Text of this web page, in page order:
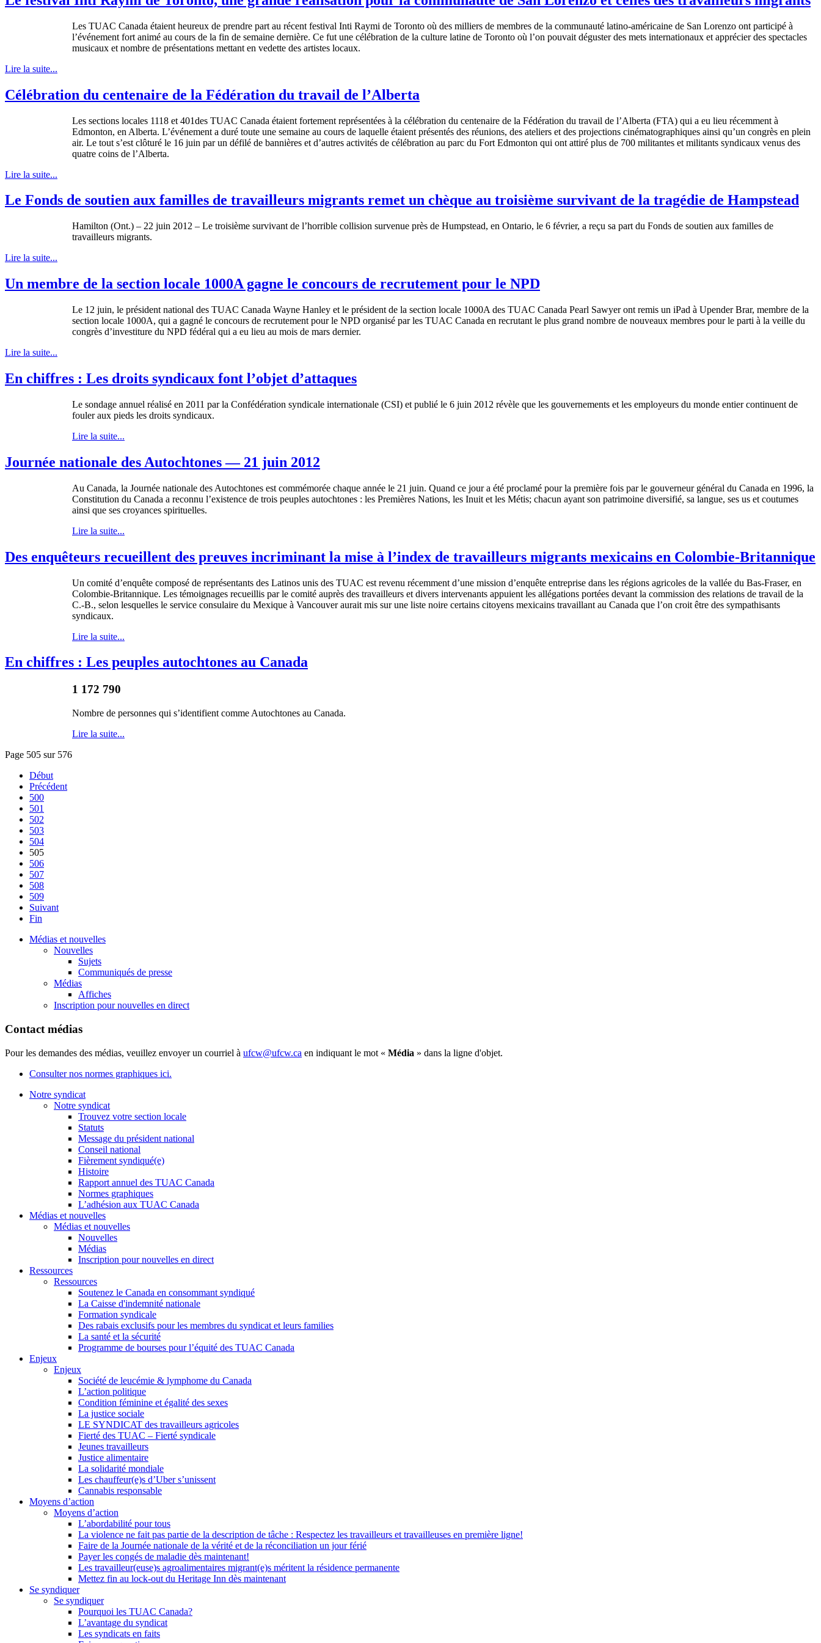
Les TUAC Canada étaient heureux de prendre part au récent festival Inti Raymi de Toronto où des milliers de membres de la communauté latino-américaine de San Lorenzo ont participé à
l’événement fort animé au cours de la fin de semaine dernière. Ce fut une célébration de la culture latine de Toronto où l’on pouvait déguster des mets internationaux et apprécier des spectacles
musicaux et nombre de présentations mettant en vedette des artistes locaux.
Lire la suite...
Célébration du centenaire de la Fédération du travail de l’Alberta
Les sections locales 1118 et 401des TUAC Canada étaient fortement représentées à la célébration du centenaire de la Fédération du travail de l’Alberta (FTA) qui a eu lieu récemment à
Edmonton, en Alberta. L’événement a duré toute une semaine au cours de laquelle étaient présentés des réunions, des ateliers et des projections cinématographiques ainsi qu’un congrès en plein
air. Le tout s’est clôturé le 16 juin par un défilé de bannières et d’autres activités de célébration au parc du Fort Edmonton qui ont attiré plus de 700 militantes et militants syndicaux venus des
quatre coins de l’Alberta.
Lire la suite...
Le Fonds de soutien aux familles de travailleurs migrants remet un chèque au troisième survivant de la tragédie de Hampstead
Hamilton (Ont.) – 22 juin 2012 – Le troisième survivant de l’horrible collision survenue près de Humpstead, en Ontario, le 6 février, a reçu sa part du Fonds de soutien aux familles de
travailleurs migrants.
Lire la suite...
Un membre de la section locale 1000A gagne le concours de recrutement pour le NPD
Le 12 juin, le président national des TUAC Canada Wayne Hanley et le président de la section locale 1000A des TUAC Canada Pearl Sawyeront remis un iPad à Upender Brar, membre de la
section locale 1000A, qui a gagné le concours de recrutement pour le NPD organisé par les TUAC Canada en recrutant le plus grand nombre de nouveaux membres pour le parti à la veille du
congrès d’investiture du NPD fédéral qui a eu lieu au mois de mars dernier.
Lire la suite...
En chiffres : Les droits syndicaux font l’objet d’attaques
Le sondage annuel réalisé en 2011 par la Confédération syndicale internationale (CSI) et publié le 6 juin 2012 révèle que les gouvernements et les employeurs du monde entier continuent de
fouler aux pieds les droits syndicaux.
Lire la suite...
Journée nationale des Autochtones — 21 juin 2012
Au Canada, la Journée nationale des Autochtones est commémorée chaque année le 21 juin. Quand ce jour a été proclamé pour la première fois par le gouverneur général du Canada en 1996, la
Constitution du Canada a reconnu l’existence de trois peuples autochtones : les Premières Nations, les Inuit et les Métis; chacun ayant son patrimoine diversifié, sa langue, ses us et coutumes
ainsi que ses croyances spirituelles.
Lire la suite...
Des enquêteurs recueillent des preuves incriminant la mise à l’index de travailleurs migrants mexicains en Colombie-Britannique
Un comité d’enquête composé de représentants des Latinos unis des TUAC est revenu récemment d’une mission d’enquête entreprise dans les régions agricoles de la vallée du Bas-Fraser, en
Colombie-Britannique. Les témoignages recueillis par le comité auprès des travailleurs et divers intervenants appuient les allégations portées devant la commission des relations de travail de la
C.-B., selon lesquelles le service consulaire du Mexique à Vancouveraurait mis sur une liste noire certains citoyens mexicains travaillant au Canada que l’on croit être des sympathisants
syndicaux.
Lire la suite...
En chiffres : Les peuples autochtones au Canada
1 172 790
Nombre de personnes qui s’identifient comme Autochtones au Canada.
Lire la suite...
Page 505 sur 576
Début
Précédent
500
501
502
503
504
505
506
507
508
509
Suivant
Fin
Médias et nouvelles
Nouvelles
Sujets
Communiqués de presse
Médias
Affiches
Inscription pour nouvelles en direct
Contact médias
Pour les demandes des médias, veuillez envoyer un courriel à ufcw@ufcw.ca en indiquant le mot « Média » dans la ligne d'objet.
Consulter nos normes graphiques ici.
Notre syndicat
Notre syndicat
Trouvez votre section locale
Statuts
Message du président national
Conseil national
Fièrement syndiqué(e)
Histoire
Rapport annuel des TUAC Canada
Normes graphiques
L’adhésion aux TUAC Canada
Médias et nouvelles
Médias et nouvelles
Nouvelles
Médias
Inscription pour nouvelles en direct
Ressources
Ressources
Soutenez le Canada en consommant syndiqué
La Caisse d'indemnité nationale
Formation syndicale
Des rabais exclusifs pour les membres du syndicat et leurs families
La santé et la sécurité
Programme de bourses pour l’équité des TUAC Canada
Enjeux
Enjeux
Société de leucémie & lymphome du Canada
L’action politique
Condition féminine et égalité des sexes
La justice sociale
LE SYNDICAT des travailleurs agricoles
Fierté des TUAC – Fierté syndicale
Jeunes travailleurs
Justice alimentaire
La solidarité mondiale
Les chauffeur(e)s d’Uber s’unissent
Cannabis responsable
Moyens d’action
Moyens d’action
L’abordabilité pour tous
La violence ne fait pas partie de la description de tâche : Respectez les travailleurs et travailleuses en première ligne!
Faire de la Journée nationale de la vérité et de la réconciliation un jour férié
Payer les congés de maladie dès maintenant!
Les travailleur(euse)s agroalimentaires migrant(e)s méritent la résidence permanente
Mettez fin au lock-out du Heritage Inn dès maintenant
Se syndiquer
Se syndiquer
Pourquoi les TUAC Canada?
L’avantage du syndicat
Les syndicats en faits